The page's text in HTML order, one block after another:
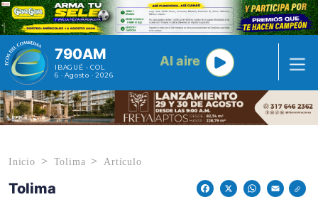
Pasar al contenido principal
790AM
IBAGUÉ - COL
6 · Agosto · 2026
Al aire
Inicio Tolima Artículo
Econoticias y Eventos
Tolima
FacebookX WhatsAppEmail